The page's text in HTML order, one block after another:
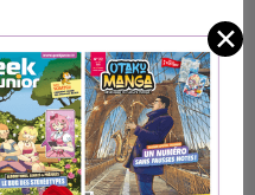
animationsqui
blocs de codage
✕